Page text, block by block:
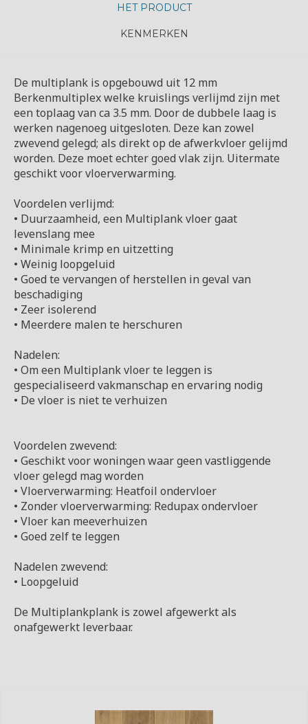
HET PRODUCT
KENMERKEN
De multiplank is opgebouwd uit 12 mm
Berkenmultiplex welke kruislings verlijmd zijn met
een toplaag van ca 3.5 mm. Door de dubbele laag is
werken nagenoeg uitgesloten. Deze kan zowel
zwevend gelegd; als direkt op de afwerkvloer gelijmd
worden. Deze moet echter goed vlak zijn. Uitermate
geschikt voor vloerverwarming.
Voordelen verlijmd:
• Duurzaamheid, een Multiplank vloer gaat
levenslang mee
• Minimale krimp en uitzetting
• Weinig loopgeluid
• Goed te vervangen of herstellen in geval van
beschadiging
• Zeer isolerend
• Meerdere malen te herschuren
Nadelen:
• Om een Multiplank vloer te leggen is
gespecialiseerd vakmanschap en ervaring nodig
• De vloer is niet te verhuizen
Voordelen zwevend:
• Geschikt voor woningen waar geen vastliggende
vloer gelegd mag worden
• Vloerverwarming: Heatfoil ondervloer
• Zonder vloerverwarming: Redupax ondervloer
• Vloer kan meeverhuizen
• Goed zelf te leggen
Nadelen zwevend:
• Loopgeluid
De Multiplankplank is zowel afgewerkt als
onafgewerkt leverbaar.